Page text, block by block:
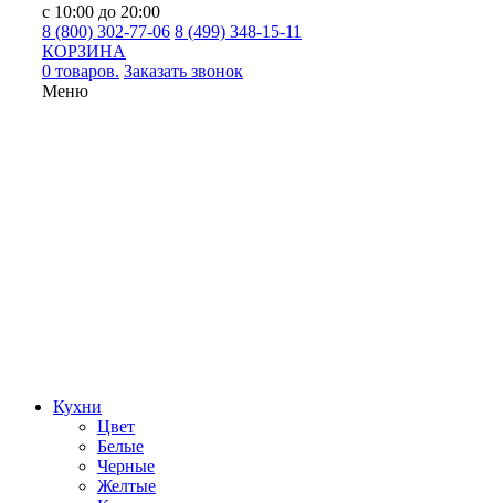
с 10:00 до 20:00
8 (800) 302-77-06 8 (499) 348-15-11
КОРЗИНА
0 товаров. Заказать звонок
Меню
Кухни
Цвет
Белые
Черные
Желтые